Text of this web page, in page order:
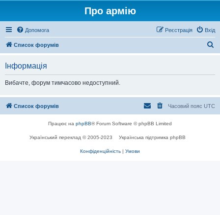
Про армію
Допомога Вхід
Реєстрація
Список форумів
Інформація
Вибачте, форум тимчасово недоступний.
Список форумів Часовий пояс UTC
Працює на phpBB® Forum Software © phpBB Limited
Український переклад © 2005-2023 Українська підтримка phpBB
Конфіденційність | Умови